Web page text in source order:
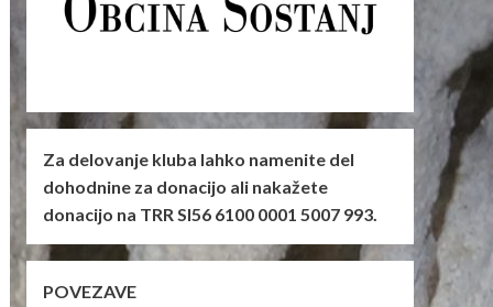
Za delovanje kluba lahko namenite del
dohodnine za donacijo ali nakažete
donacijo na TRR SI56 6100 0001 5007 993.
POVEZAVE